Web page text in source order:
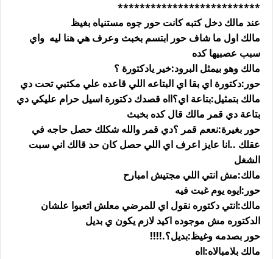
**************************
عند مالك دخل كتبه كانت حور جوه مستنياه بغيظ
مالك اول ما شاف حور ابتسم بخبث وعرف هي هنا ليه واي
سبب عصبيها كده
مالك وهو بيمثل البرود:خير يادكتورة ؟
حور:دكتورة اي بقا اي البتاعه اللي قاعده علي مكتبي تحت دي
مالك بتمثيل:بتاعة اي؟ااه قصدك دكتورة اسيل حرام عليكي دي
بتاعة دي قمر مالك قال كده بخبث
حور بغيرة:نععم قمر ؟دي قمر والله شكلك حصل حاجه في
عقلك ..انا عايز اعرف اي اللي حصل كان حد قالك اني سبت
الشغل
مالك:مش انتي اللي مجتيش امبارح
حور:ايوه يوم غبت فيه
مالك:انتي دكتوره نقول اي للمرضي معلش اتعبوا علشان
الدكتوره مش موجوده اكيد لازم يكون ي بديل
حور بصدمه وغيظ:بديل؟.!!!!
مالك بلامبالاه:ااه